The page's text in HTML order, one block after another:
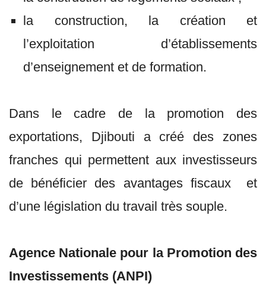
la construction, la création et
l’exploitation d’établissements
d’enseignement et de formation.
Dans le cadre de la promotion des
exportations, Djibouti a créé des zones
franches qui permettent aux investisseurs
de bénéficier des avantages fiscaux et
d’une législation du travail très souple.
Agence Nationale pour la Promotion des
Investissements (ANPI)